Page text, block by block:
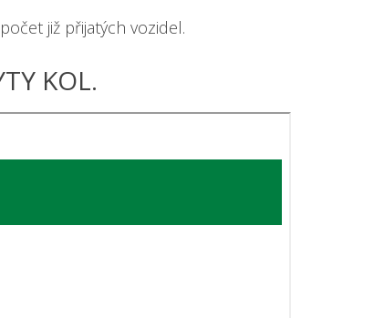
již přijatých vozidel.
KOL.